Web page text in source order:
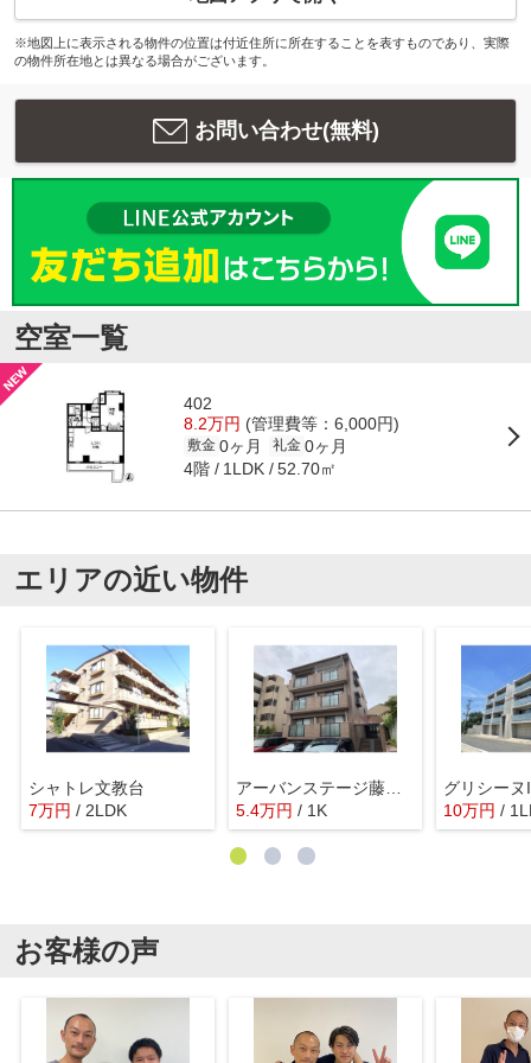
※地図上に表示される物件の位置は付近住所に所在することを表すものであり、実際
の物件所在地とは異なる場合がございます。
お問い合わせ(無料)
空室一覧
402
8.2万円 (管理費等：6,000円)
敷金 0ヶ月 礼金 0ヶ月
4階 1LDK 52.70㎡
エリアの近い物件
シャトレ文教台
7万円 / 2LDK
アーバンステージ藤ヶ丘
5.4万円 / 1K
グリシーヌ
10万円 /
お客様の声